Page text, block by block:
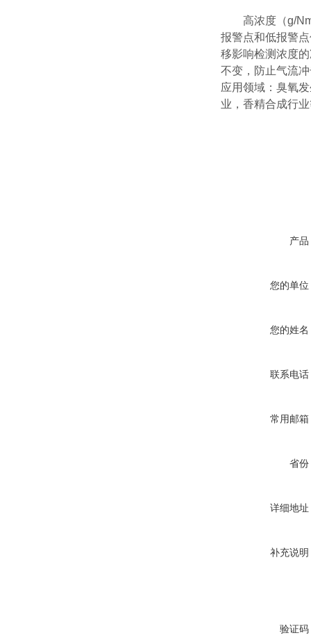
高浓度（g/
报警点和低报警
移影响检测浓度
不变，防止气流
应用领域：臭氧
业，香精合成行
产品
您的单位
您的姓名
联系电话
常用邮箱
省份
详细地址
补充说明
验证码